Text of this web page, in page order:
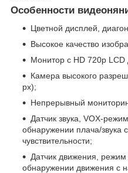
Особенности
Цветной дисплей,
Высокое качество
Монитор с HD 720p LCD
Камера высокого
px);
Непрерывный
Датчик звука, VOX-
обнаружении плача/звука
чувствительности;
Датчик движения,
обнаружении движения с